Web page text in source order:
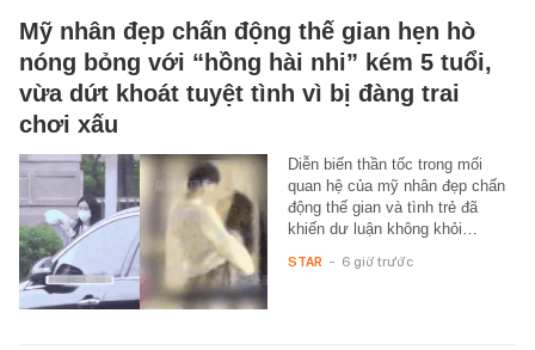
Mỹ nhân đẹp chấn động thế gian hẹn hò
nóng bỏng với “hồng hài nhi” kém 5 tuổi,
vừa dứt khoát tuyệt tình vì bị đàng trai
chơi xấu
Diễn biến thần tốc trong mối
quan hệ của mỹ nhân đẹp chấn
động thế gian và tình trẻ đã
khiến dư luận không khỏi…
STAR - 6 giờ trước